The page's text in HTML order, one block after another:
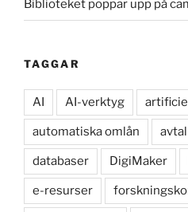
Biblioteket poppar upp på
TAGGAR
AI AI-verktyg
automatiska omlån avtal
databaser DigiMaker
e-resurser